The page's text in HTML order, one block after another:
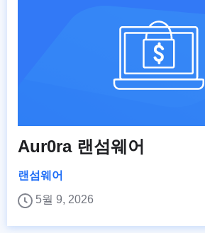
Aur0ra 랜섬웨어
랜섬웨어
5월 9, 2026